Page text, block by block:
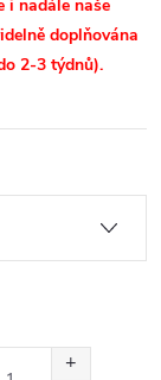
i nadále naše
doplňována
2-3 týdnů).